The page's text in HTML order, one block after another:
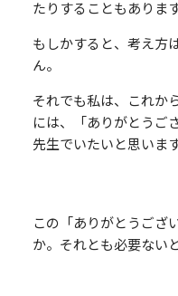
たりすることもあります
もしかすると、考え方
ん。
それでも私は、これか
には、「ありがとうご
先生でいたいと思います
この「ありがとうござ
か。それとも必要ない